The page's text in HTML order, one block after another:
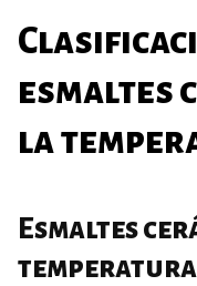
esmaltes
la
Esmaltes
temperatura